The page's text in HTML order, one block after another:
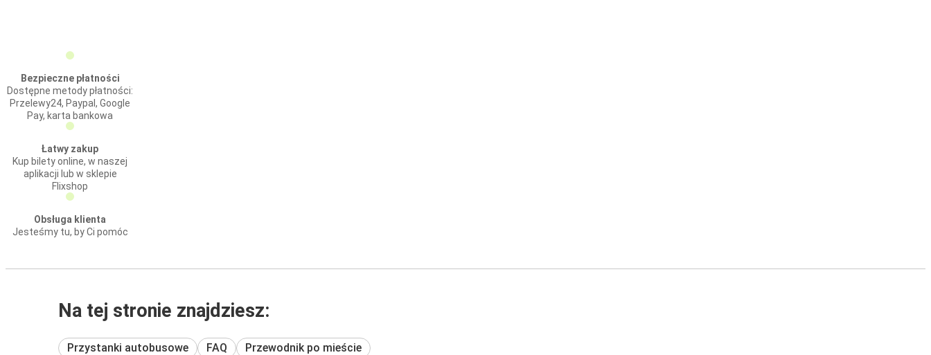
Bezpieczne płatności
Dostępne metody płatności:
Przelewy24, Paypal, Google
Pay, karta bankowa
Łatwy zakup
Kup bilety online, w naszej
aplikacji lub w sklepie
Flixshop
Obsługa klienta
Jesteśmy tu, by Ci pomóc
Na tej stronie znajdziesz:
Przystanki autobusowe FAQ Przewodnik po mieście